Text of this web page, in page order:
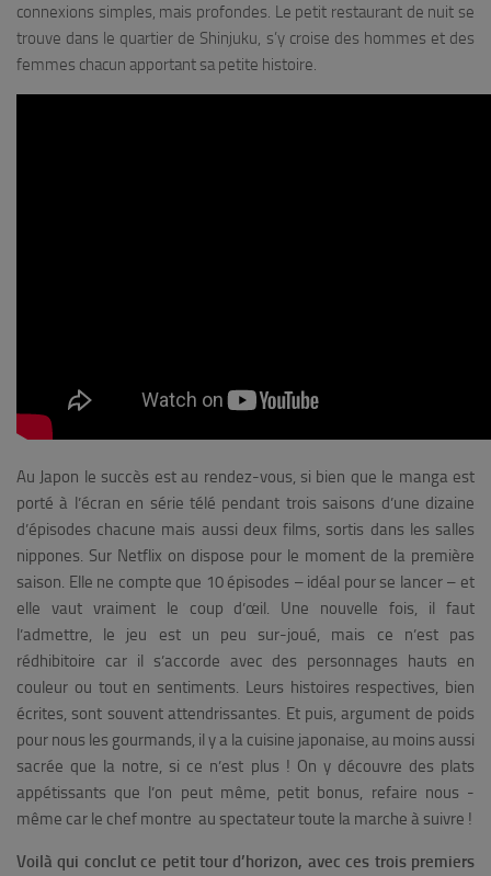
connexions simples, mais profondes. Le petit restaurant de nuit se
trouve dans le quartier de Shinjuku, s’y croise des hommes et des
femmes chacun apportant sa petite histoire.
Au Japon le succès est au rendez-vous, si bien que le manga est
porté à l’écran en série télé pendant trois saisons d’une dizaine
d’épisodes chacune mais aussi deux films, sortis dans les salles
nippones. Sur Netflix on dispose pour le moment de la première
saison. Elle ne compte que 10 épisodes – idéal pour se lancer – et
elle vaut vraiment le coup d’œil. Une nouvelle fois, il faut
l’admettre, le jeu est un peu sur-joué, mais ce n’est pas
rédhibitoire car il s’accorde avec des personnages hauts en
couleur ou tout en sentiments. Leurs histoires respectives, bien
écrites, sont souvent attendrissantes. Et puis, argument de poids
pour nous les gourmands, il y a la cuisine japonaise, au moins aussi
sacrée que la notre, si ce n’est plus ! On y découvre des plats
appétissants que l’on peut même, petit bonus, refaire nous -
même car le chef montre au spectateur toute la marche à suivre !
Voilà qui conclut ce petit tour d’horizon, avec ces trois premiers